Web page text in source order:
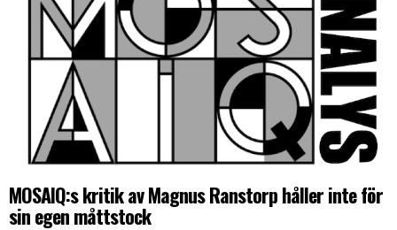
MOSAIQ:s kritik av Magnus Ranstorp håller inte för
sin egen måttstock